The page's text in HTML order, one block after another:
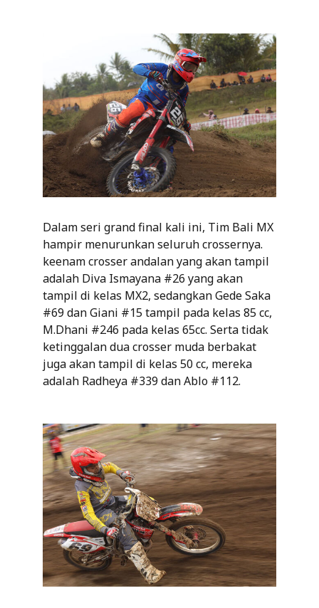
Dalam seri grand final kali ini, Tim Bali MX
hampir menurunkan seluruh crossernya.
keenam crosser andalan yang akan tampil
adalah Diva Ismayana #26 yang akan
tampil di kelas MX2, sedangkan Gede Saka
#69 dan Giani #15 tampil pada kelas 85 cc,
M.Dhani #246 pada kelas 65cc. Serta tidak
ketinggalan dua crosser muda berbakat
juga akan tampil di kelas 50 cc, mereka
adalah Radheya #339 dan Ablo #112.